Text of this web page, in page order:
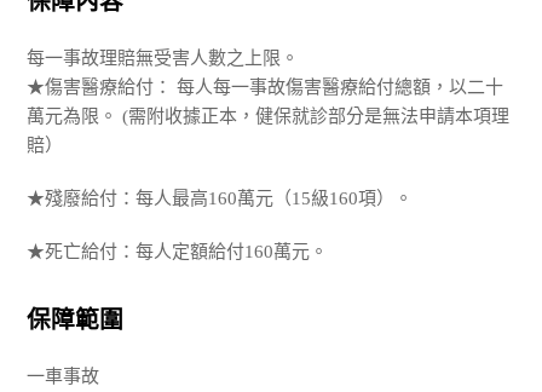
每一事故理賠無受害人數之上限。
★傷害醫療給付： 每人每一事故傷害醫療給付總額，以二十
萬元為限。 (需附收據正本，健保就診部分是無法申請本項理
賠）
★殘廢給付：每人最高160萬元（15級160項）。
★死亡給付：每人定額給付160萬元。
保障範圍
一車事故